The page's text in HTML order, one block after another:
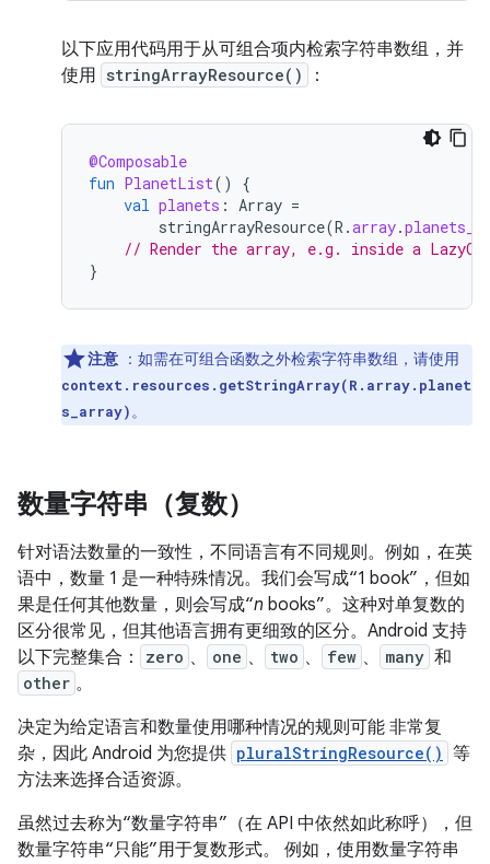
以下应用代码用于从可组合项内检索字符串数组，并
使用 stringArrayResource() ：
@Composable
fun PlanetList()
{
val planets : Array =
stringArrayResource(R .array.
// Render the array, e.g. inside a
}
注意 ：如需在可组合函数之外检索字符串数组，请使用
context.resources.getStringArray(R.array.planet
s_array)。
数量字符串（复数）
针对语法数量的一致性，不同语言有不同规则。例如，在英
语中，数量 1 是一种特殊情况。我们会写成“1 book”，但如
果是任何其他数量，则会写成“n books”。这种对单复数的
区分很常见，但其他语言拥有更细致的区分。Android 支持
以下完整集合：
zero 、 one 、 two 、 few 、 many 和
other 。
决定为给定语言和数量使用哪种情况的规则可能 非常复
杂，因此 Android 为您提供 pluralStringResource() 等
方法来选择合适资源。
虽然过去称为“数量字符串”（在 API 中依然如此称呼），但
数量字符串“只能”用于复数形式。 例如，使用数量字符串